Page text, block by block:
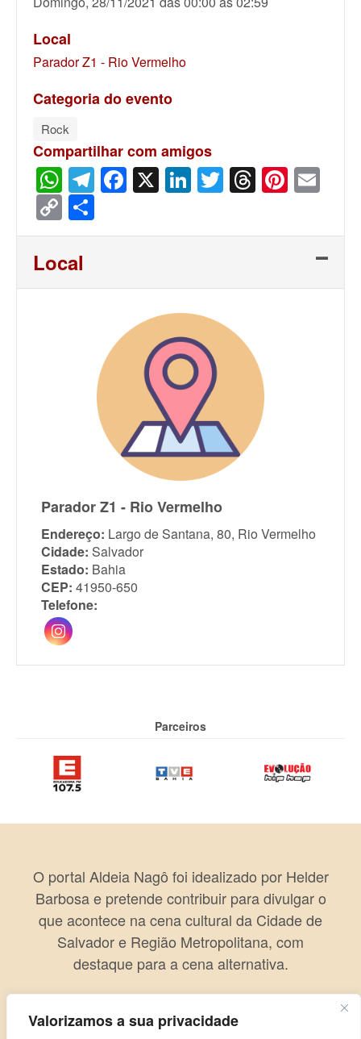
Valorizamos a sua privacidade
Local
Parador Z1 - Rio Vermelho
Categoria do evento
Rock
Compartilhar com amigos
WhatsApp
Telegram
Facebook
X LinkedIn
Twitter
Threads
Copy
Link
Local
Parador Z1 - Rio Vermelho
Endereço: Largo de Santana, 80, Rio Vermelho
Cidade: Salvador
Estado: Bahia
CEP: 41950-650
Telefone:
Parceiros
O portal Aldeia Nagô foi idealizado por Helder
Barbosa e pretende contribuir para divulgar o
que acontece na cena cultural da Cidade de
Salvador e Região Metropolitana, com
destaque para a cena alternativa.